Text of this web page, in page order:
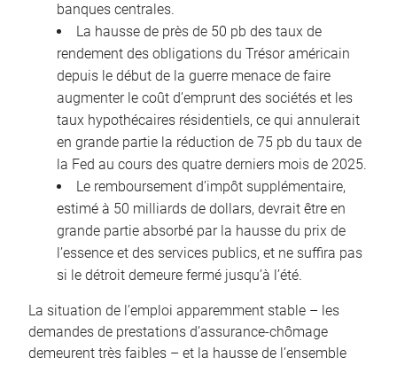
banques centrales.
La hausse de près de 50 pb des taux de
rendement des obligations du Trésor américain
depuis le début de la guerre menace de faire
augmenter le coût d’emprunt des sociétés et les
taux hypothécaires résidentiels, ce qui annulerait
en grande partie la réduction de 75 pb du taux de
la Fed au cours des quatre derniers mois de 2025.
Le remboursement d’impôt supplémentaire,
estimé à 50 milliards de dollars, devrait être en
grande partie absorbé par la hausse du prix de
l’essence et des services publics, et ne suffira pas
si le détroit demeure fermé jusqu’à l’été.
La situation de l’emploi apparemment stable – les
demandes de prestations d’assurance-chômage
demeurent très faibles – et la hausse de l’ensemble